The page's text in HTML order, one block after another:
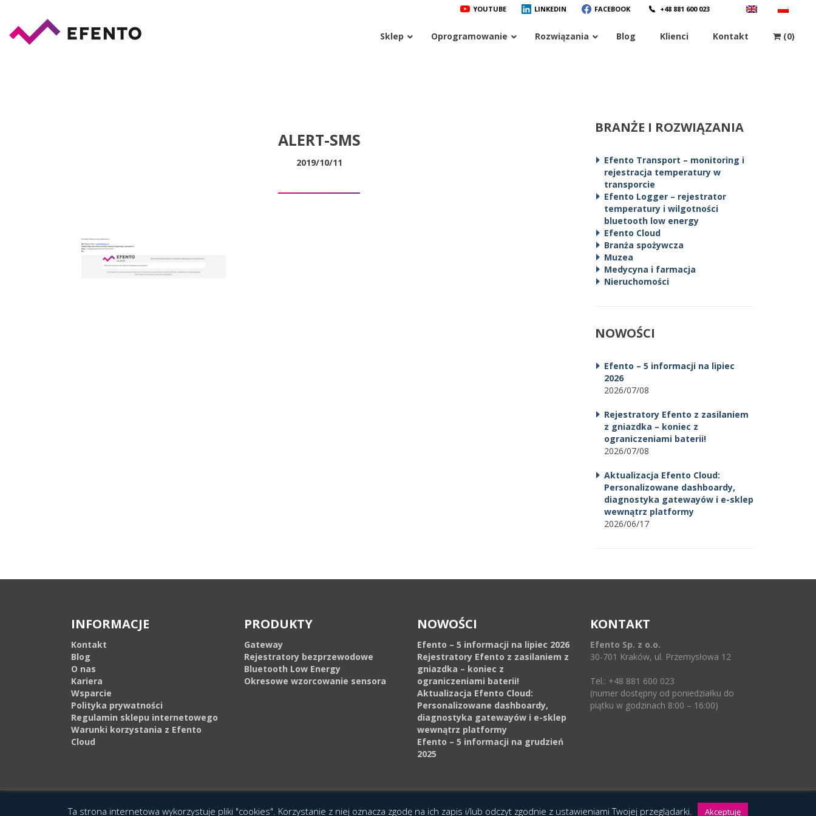
YOUTUBE LINKEDIN FACEBOOK +48 881 600 023
Sklep Oprogramowanie Rozwiązania Blog Klienci Kontakt (0)
ALERT-SMS
2019/10/11
BRANŻE I ROZWIĄZANIA
Efento Transport – monitoring i
rejestracja temperatury w
transporcie
Efento Logger – rejestrator
temperatury i wilgotności
bluetooth low energy
Efento Cloud
Branża spożywcza
Muzea
Medycyna i farmacja
Nieruchomości
NOWOŚCI
Efento – 5 informacji na lipiec
2026
2026/07/08
Rejestratory Efento z zasilaniem
z gniazdka – koniec z
ograniczeniami baterii!
2026/07/08
Aktualizacja Efento Cloud:
Personalizowane dashboardy,
diagnostyka gatewayów i e-sklep
wewnątrz platformy
2026/06/17
INFORMACJE
Kontakt
Blog
O nas
Kariera
Wsparcie
Polityka prywatności
Regulamin sklepu internetowego
Warunki korzystania z Efento
Cloud
PRODUKTY
Gateway
Rejestratory bezprzewodowe
Bluetooth Low Energy
Okresowe wzorcowanie sensora
NOWOŚCI
Efento – 5 informacji na lipiec 2026
Rejestratory Efento z zasilaniem z
gniazdka – koniec z
ograniczeniami baterii!
Aktualizacja Efento Cloud:
Personalizowane dashboardy,
diagnostyka gatewayów i e-sklep
wewnątrz platformy
Efento – 5 informacji na grudzień
2025
KONTAKT
Efento Sp. z o.o.
30-701 Kraków, ul. Przemysłowa 12
Tel.: +48 881 600 023
(numer dostępny od poniedziałku do
piątku w godzinach 8:00 – 16:00)
© 2016 Copyright by Efento. All rights reserved. Projekt i wykonanieAgencja Interaktywna Epoka (e-poka.com).
Ta strona internetowa wykorzystuje pliki "cookies". Korzystanie z niej oznacza zgodę na ich zapis i/lub odczyt zgodnie z ustawieniami Twojej przeglądarki. Akceptuję